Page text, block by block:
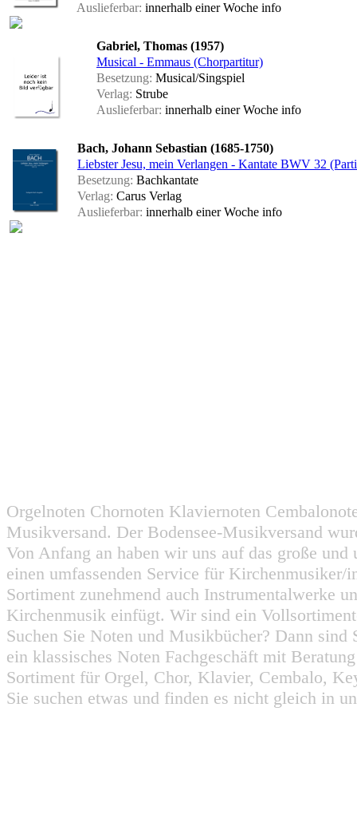
Auslieferbar: innerhalb einer Woche info
Gabriel, Thomas (1957)
Musical - Emmaus (Chorpartitur)
Besetzung: Musical/Singspiel
Verlag: Strube
Auslieferbar: innerhalb einer Woche info
Bach, Johann Sebastian (1685-1750)
Liebster Jesu, mein Verlangen - Kantate BWV 32
Besetzung: Bachkantate
Verlag: Carus Verlag
Auslieferbar: innerhalb einer Woche info
Orgelnoten Chornoten Klaviernoten
Musikversand. Der Bodensee-Musikversand
Von Anfang an haben wir uns auf das große
einen umfassenden Service für
Sortiment zunehmend auch Instrumentalwerke
Kirchenmusik einfügt. Wir sind ein
Suchen Sie Noten und Musikbücher? Dann
ein klassisches Noten Fachgeschäft mit
Sortiment für Orgel, Chor, Klavier, Cembalo,
Sie suchen etwas und finden es nicht gleich in